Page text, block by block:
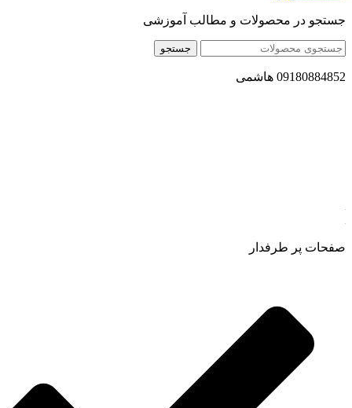
جستجو در محصولات و مطالب آموزشی
جستجو
09180884852 هاشمی
صفحات پر طرفدار